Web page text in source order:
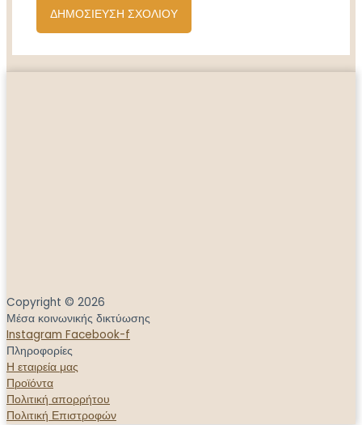
Copyright © 2026
Μέσα κοινωνικής δικτύωσης
Instagram Facebook-f
Πληροφορίες
Η εταιρεία μας
Προϊόντα
Πολιτική απορρήτου
Πολιτική Επιστροφών